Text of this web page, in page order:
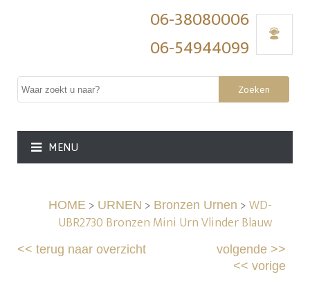
06-38080006
06-54944099
Zoeken
MENU
HOME> URNEN > Bronzen Urnen >WD-
UBR2730 Bronzen Mini Urn Vlinder Blauw
<<terug naar overzicht volgende>>
<< vorige